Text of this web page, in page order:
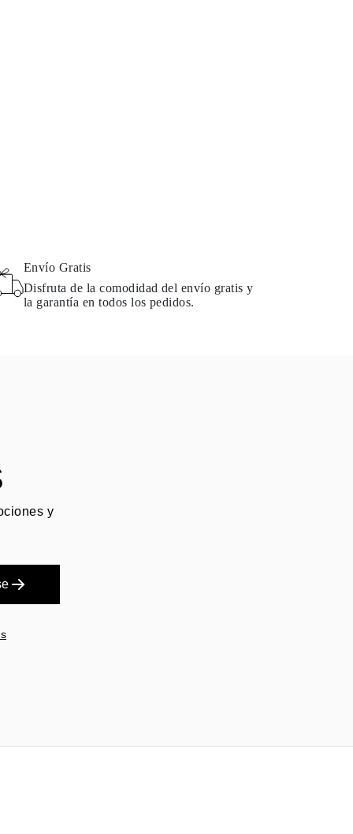
Envío Gratis
Disfruta de la comodidad del envío gratis y
la garantía en todos los pedidos.
y